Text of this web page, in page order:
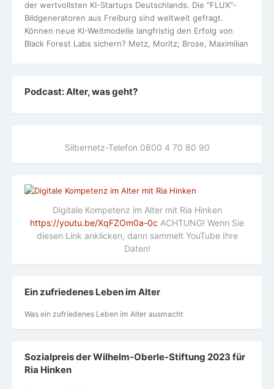
der wertvollsten KI-Startups Deutschlands. Die "FLUX"-
Bildgeneratoren aus Freiburg sind weltweit gefragt.
Können neue KI-Weltmodelle langfristig den Erfolg von
Black Forest Labs sichern? Metz, Moritz; Brose, Maximilian
Podcast: Alter, was geht?
Silbernetz-Telefon 0800 4 70 80 90
Digitale Kompetenz im Alter mit Ria Hinken
https://youtu.be/XqFZOm0a-0c ACHTUNG! Wenn Sie
diesen Link anklicken, dann sammelt YouTube Ihre
Daten!
Ein zufriedenes Leben im Alter
Was ein zufriedenes Leben im Alter ausmacht
Sozialpreis der Wilhelm-Oberle-Stiftung 2023 für
Ria Hinken